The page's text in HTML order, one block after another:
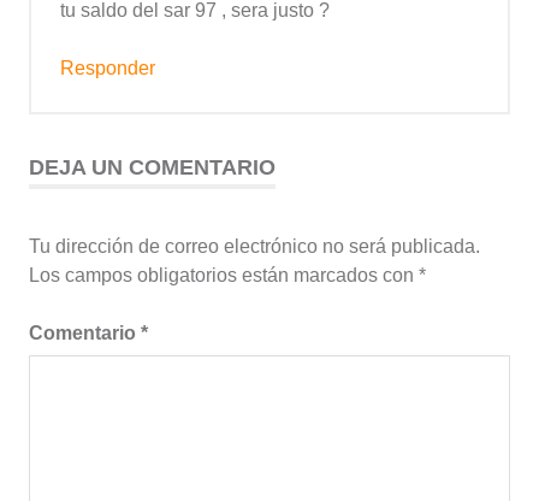
tu saldo del sar 97 , sera justo ?
Responder
DEJA UN COMENTARIO
Tu dirección de correo electrónico no será publicada.
Los campos obligatorios están marcados con *
Comentario *